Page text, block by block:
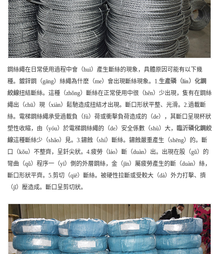
鋼絲繩在日常使用過程中會（huì）產生斷絲的現象，具體原因可能有以下幾
種。鍍鋅鋼（gāng）絲繩為什麽（me）會出現斷絲現象。1.生產磷（lín）化鋼
絞線扭結斷絲。這種（zhǒng）斷絲在正常使用中很（hěn）少出現，隻有在鋼絲
繩出（chū）現（xiàn）鬆馳造成扭結才出現。斷口形狀平整、光滑。2.過載斷
絲。電梯鋼絲繩承受過載負（fù）荷或衝擊負荷造成的（de），其斷口呈現杯狀
塑性收縮，由（yóu）於電梯鋼絲繩的（de）安全係數（shù）大，
臨沂磷化鋼絞
線這種斷絲少（shǎo）見。3.鏽蝕（shí）斷絲。鏽蝕嚴重產生（shēng）的。斷
口（kǒu）不整齊，呈釺尖狀。4.疲勞（láo）斷（duàn）出。出現在股（gǔ）的
彎曲（qǔ）程序一（yī）側的外層鋼絲，金（jīn）屬疲勞產生的斷（duàn）絲，
斷口形狀平齊。5.剪切（qiē）斷絲。被硬性拉斷或受較大（dà）外力打擊、擠
（jǐ）壓造成。斷口呈剪切狀。